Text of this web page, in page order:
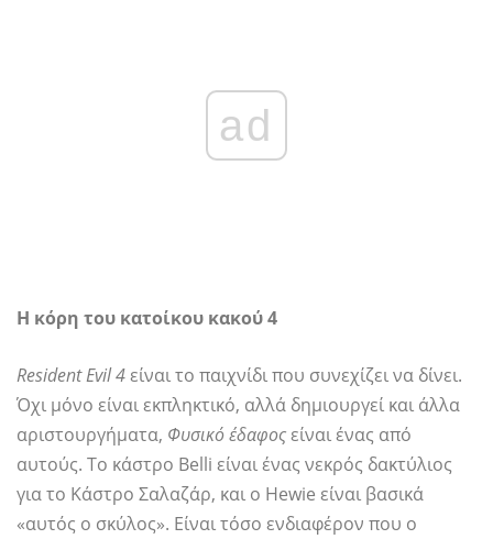
ad
Η κόρη του κατοίκου κακού 4
Resident Evil 4είναι το παιχνίδι που συνεχίζει να δίνει.
Όχι μόνο είναι εκπληκτικό, αλλά δημιουργεί και άλλα
αριστουργήματα, Φυσικό έδαφοςείναι ένας από
αυτούς. Το κάστρο Belli είναι ένας νεκρός δακτύλιος
για το Κάστρο Σαλαζάρ, και ο Hewie είναι βασικά
«αυτός ο σκύλος». Είναι τόσο ενδιαφέρον που ο